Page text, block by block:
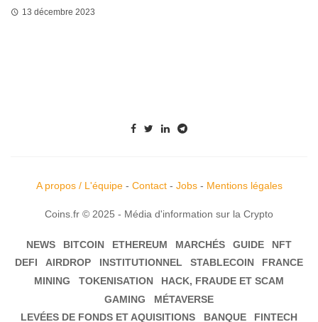
13 décembre 2023
A propos / L'équipe- Contact- Jobs- Mentions légales
Coins.fr © 2025 - Média d'information sur la Crypto
NEWS BITCOIN ETHEREUM MARCHÉS GUIDE
NFT
DEFI
AIRDROP INSTITUTIONNEL STABLECOIN
FRANCE
MINING
TOKENISATION
HACK, FRAUDE ET SCAM
GAMING
MÉTAVERSE
LEVÉES DE FONDS ET AQUISITIONS
BANQUE FINTECH